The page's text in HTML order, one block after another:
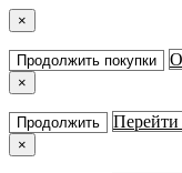
×
Продолжить покупки
×
Продолжить Перейти
×